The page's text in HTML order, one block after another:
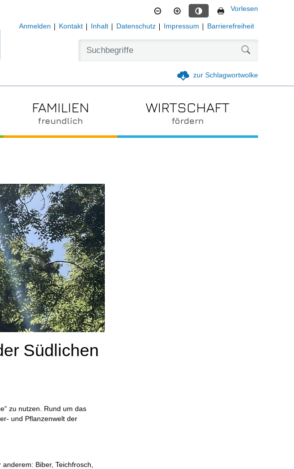
Kontrastmodus aktivieren
Vorlesen
Anmelden Kontakt Inhalt Datenschutz Impressum Barrierefreiheit
zur Schlagwortwolke
FAMILIEN
freundlich
WIRTSCHAFT
fördern
Südlichen
zu nutzen. Rund um das
und Pflanzenwelt der
Biber, Teichfrosch,